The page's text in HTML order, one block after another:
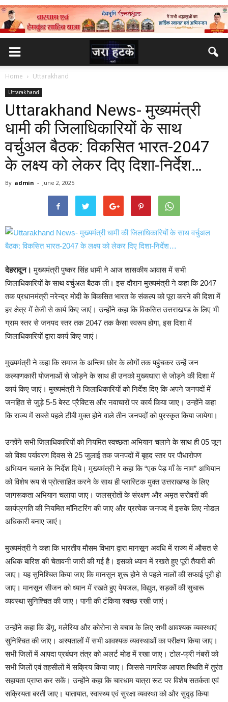
Home Uttarakhand
Uttarakhand
Uttarakhand News- मुख्यमंत्री
धामी की जिलाधिकारियों के साथ
वर्चुअल बैठक: विकसित भारत-2047
के लक्ष्य को लेकर दिए दिशा-निर्देश…
By admin - June 2, 2025
देहरादून। मुख्यमंत्री पुष्कर सिंह धामी ने आज शासकीय आवास में सभी
जिलाधिकारियों के साथ वर्चुअल बैठक ली। इस दौरान मुख्यमंत्री ने कहा कि 2047
तक प्रधानमंत्री नरेन्द्र मोदी के विकसित भारत के संकल्प को पूरा करने की दिशा में
हर क्षेत्र में तेजी से कार्य किए जाएं। उन्होंने कहा कि विकसित उत्तराखण्ड के लिए भी
ग्राम स्तर से जनपद स्तर तक 2047 तक कैसा स्वरूप होगा, इस दिशा में
जिलाधिकारियों द्वारा कार्य किए जाएं।
मुख्यमंत्री ने कहा कि समाज के अन्तिम छोर के लोगों तक पहुंचकर उन्हें जन
कल्याणकारी योजनाओं से जोड़ने के साथ ही उनको मुख्यधारा से जोड़ने की दिशा में
कार्य किए जाएं। मुख्यमंत्री ने जिलाधिकारियों को निर्देश दिए कि अपने जनपदों में
जनहित से जुड़े 5-5 बेस्ट प्रैक्टिस और नवाचारों पर कार्य किया जाए। उन्होंने कहा
कि राज्य में सबसे पहले टीबी मुक्त होने वाले तीन जनपदों को पुरस्कृत किया जायेगा।
उन्होंने सभी जिलाधिकारियों को नियमित स्वच्छता अभियान चलाने के साथ ही 05 जून
को विश्व पर्यावरण दिवस से 25 जुलाई तक जनपदों में बृहद स्तर पर पौधारोपण
अभियान चलाने के निर्देश दिये। मुख्यमंत्री ने कहा कि “एक पेड़ माँ के नाम” अभियान
को विशेष रूप से प्रोत्साहित करने के साथ ही प्लास्टिक मुक्त उत्तराखण्ड के लिए
जागरूकता अभियान चलाया जाए। जलस्रोतों के संरक्षण और अमृत सरोवरों की
कार्यप्रगति की नियमित मॉनिटरिंग की जाए और प्रत्येक जनपद में इसके लिए नोडल
अधिकारी बनाए जाएं।
मुख्यमंत्री ने कहा कि भारतीय मौसम विभाग द्वारा मानसून अवधि में राज्य में औसत से
अधिक बारिश की चेतावनी जारी की गई है। इसको ध्यान में रखते हुए पूरी तैयारी की
जाए। यह सुनिश्चित किया जाए कि मानसून शुरू होने से पहले नालों की सफाई पूरी हो
जाए। मानसून सीजन को ध्यान में रखते हुए पेयजल, विद्युत, सड़कों की सुचारू
व्यवस्था सुनिश्चित की जाए। पानी की टंकिया स्वच्छ रखी जाएं।
उन्होंने कहा कि डेंगू, मलेरिया और कोरोना से बचाव के लिए सभी आवश्यक व्यवस्थाएं
सुनिश्चित की जाए। अस्पतालों में सभी आवश्यक व्यवस्थाओं का परीक्षण किया जाए।
सभी जिलों में आपदा प्रबंधन तंत्र को अलर्ट मोड में रखा जाए। टोल-फ्री नंबरों को
सभी जिलों एवं तहसीलों में सक्रिय किया जाए। जिससे नागरिक आपात स्थिति में तुरंत
सहायता प्राप्त कर सकें। उन्होंने कहा कि चारधाम यात्रा रूट पर विशेष सतर्कता एवं
सक्रियता बरती जाए। यातायात, स्वास्थ्य एवं सुरक्षा व्यवस्था को और सुदृढ़ किया